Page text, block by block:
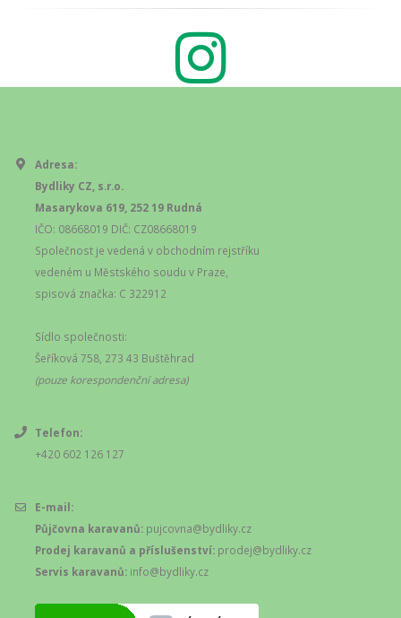
Adresa:
Bydliky CZ, s.r.o.
Masarykova 619, 252 19 Rudná
IČO: 08668019 DIČ: CZ08668019
Společnost je vedená v obchodním rejstříku
vedeném u Městského soudu v Praze,
spisová značka: C 322912
Sídlo společnosti:
Šeříková 758, 273 43 Buštěhrad
(pouze korespondenční adresa)
Telefon:
+420 602 126 127
E-mail:
Půjčovna karavanů: pujcovna@bydliky.cz
Prodej karavanů a příslušenství: prodej@bydliky.cz
Servis karavanů: info@bydliky.cz